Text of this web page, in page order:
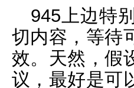
945上边特
切内容，等待
效。天然，假
议，最好是可